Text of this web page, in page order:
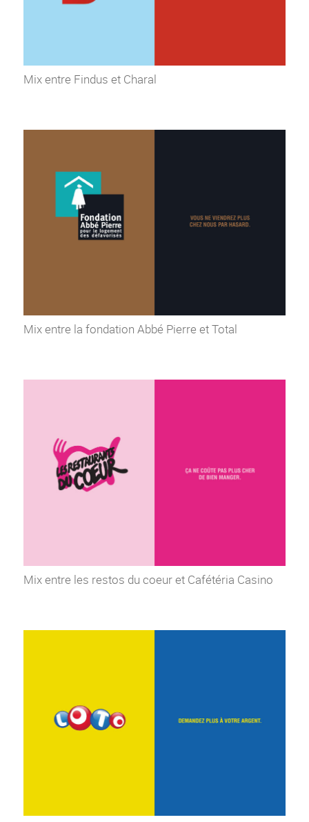
Mix entre Findus et Charal
Mix entre la fondation Abbé Pierre et Total
Mix entre les restos du coeur et Cafétéria Casino